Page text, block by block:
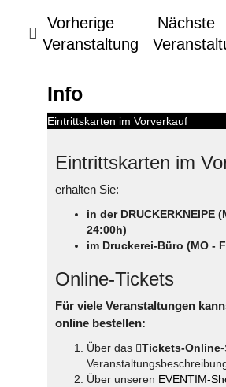
Vorherige
Veranstaltung
Nächste
Info
Eintrittskarten im Vorverkauf
Eintrittskarten im
erhalten Sie:
in der DRUCKERKNEIPE
24:00h)
im Druckerei-Büro (MO -
Online-Tickets
Für viele Veranstaltungen
online bestellen:
Über das Tickets-Online
Über unseren EVENTIM-